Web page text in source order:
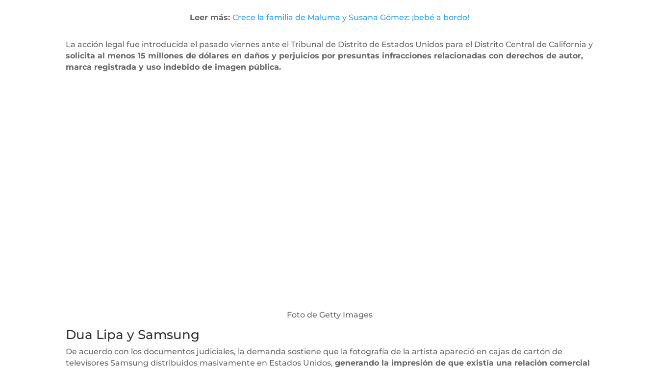
Leer más: Crece la familia de Maluma y Susana Gómez: ¡bebé a bordo!
La acción legal fue introducida el pasado viernes ante el Tribunal de Distrito de Estados Unidos para el Distrito Central de California y
solicita al menos 15 millones de dólares en daños y perjuicios por presuntas infracciones relacionadas con derechos de autor,
marca registrada y uso indebido de imagen pública.
Foto de Getty Images
Dua Lipa y Samsung
De acuerdo con los documentos judiciales, la demanda sostiene que la fotografía de la artista apareció en cajas de cartón de
televisores Samsung distribuidos masivamente en Estados Unidos,generando la impresión de que existía una relación comercial